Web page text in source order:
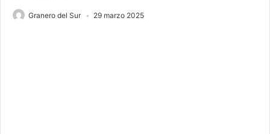
Granero del Sur 29 marzo 2025